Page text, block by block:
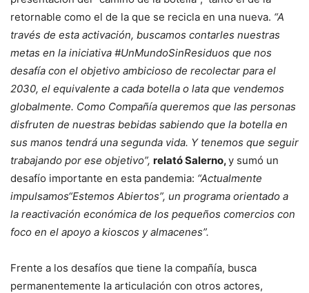
retornable como el de la que se recicla en una nueva. “A
través de esta activación, buscamos contarles nuestras
metas en la iniciativa #UnMundoSinResiduos que nos
desafía con el objetivo ambicioso de recolectar para el
2030, el equivalente a cada botella o lata que vendemos
globalmente. Como Compañía queremos que las personas
disfruten de nuestras bebidas sabiendo que la botella en
sus manos tendrá una segunda vida. Y tenemos que seguir
trabajando por ese objetivo”, relató Salerno,y sumó un
desafío importante en esta pandemia: “Actualmente
impulsamos“Estemos Abiertos”, un programa orientado a
la reactivación económica de los pequeños comercios con
foco en el apoyo a kioscos y almacenes”.
Frente a los desafíos que tiene la compañía, busca
permanentemente la articulación con otros actores,